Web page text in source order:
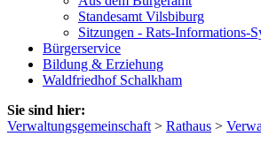
Standesamt Vilsbiburg
Sitzungen - Rats-Informations-
Bürgerservice
Bildung & Erziehung
Waldfriedhof Schalkham
Sie sind hier:
Verwaltungsgemeinschaft > Rathaus >